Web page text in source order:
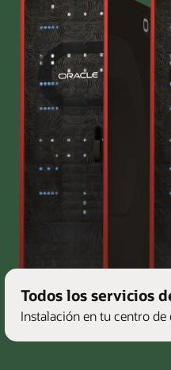
Todos los servicios
Instalación en tu centro